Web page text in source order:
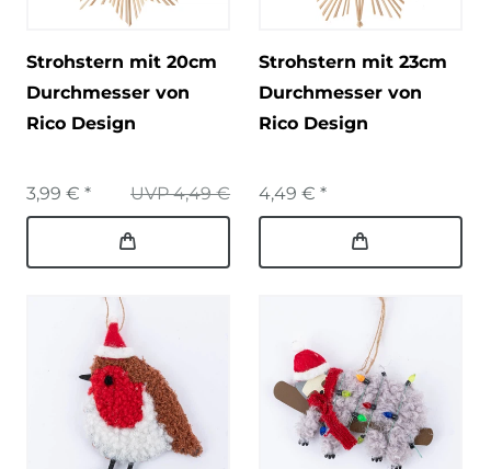
Strohstern mit 20cm
Durchmesser von
Rico Design
UVP 4,49 €
3,99 € *
Strohstern mit 23cm
Durchmesser von
Rico Design
4,49 € *